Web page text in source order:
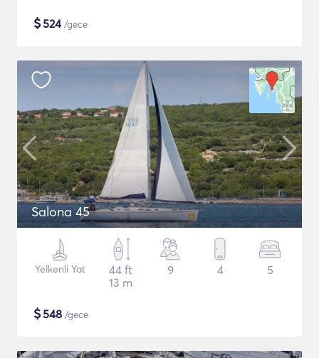
$524/gece
Salona 45
Yelkenli Yat
44 ft
13 m
9 4 5
$548 /gece